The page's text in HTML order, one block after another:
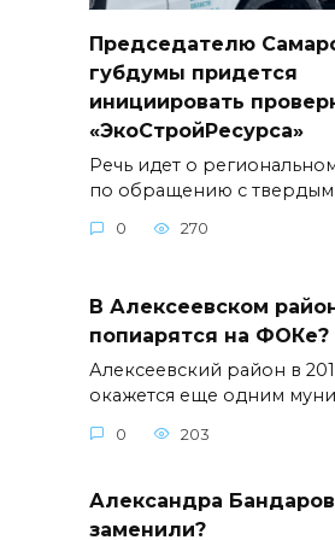
Председателю
губдумы придется
инициировать
«ЭкоСтройРесурса»
Речь идет о
по обращению с
0 270
В Алексеевском
попиарятся на ФОКе?
Алексеевский район в
окажется еще одним
0 203
Александра
заменили?